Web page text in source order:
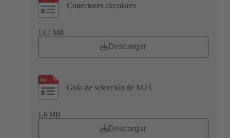
Conectores circulares
13,7 MB
Descargar
Guía de selección de M23
1,6 MB
Descargar